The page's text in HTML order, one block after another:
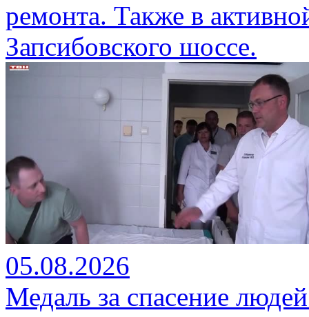
ремонта. Также в
Запсибовского шоссе.
05.08.2026
Медаль за спасение